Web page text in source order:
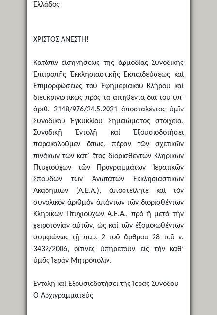
Ἑλλάδος
ΧΡΙΣΤΟΣ ΑΝΕΣΤΗ!
Κατόπιν εἰσηγήσεως τῆς ἁρμοδίας Συνοδικῆς
Ἐπιτροπῆς Ἐκκλησιαστικῆς Ἐκπαιδεύσεως καί
Ἐπιμορφώσεως τοῦ Ἐφημεριακοῦ Κλήρου καί
διευκρινιστικῶς πρός τά αἰτηθέντα διά τοῦ ὑπ᾿
ἀριθ. 2148/976/24.5.2021 ἀποσταλέντος ὑμῖν
Συνοδικοῦ Ἐγκυκλίου Σημειώματος στοιχεῖα,
Συνοδικῇ Ἐντολῇ καί Ἐξουσιοδοτήσει
παρακαλοῦμεν ὅπως, πέραν τῶν σχετικῶν
πινάκων τῶν κατ᾿ ἔτος διορισθέντων Κληρικῶν
Πτυχιούχων τῶν Προγραμμάτων Ἱερατικῶν
Σπουδῶν τῶν Ἀνωτάτων Ἐκκλησιαστικῶν
Ἀκαδημιῶν (Α.Ε.Α.), ἀποστείλητε καί τόν
συνολικόν ἀριθμόν ἁπάντων τῶν διορισθέντων
Κληρικῶν Πτυχιούχων Α.Ε.Α., πρό ἤ μετά τήν
χειροτονίαν αὐτῶν, ὡς καί τῶν ἐξομοιωθέντων
συμφώνως τῇ παρ. 2 τοῦ ἄρθρου 28 τοῦ ν.
3432/2006, οἵτινες ὑπηρετοῦν εἰς τήν καθ’
ὑμᾶς Ἱεράν Μητρόπολιν.
Ἐντολῇ καί Ἐξουσιοδοτήσει τῆς Ἱερᾶς Συνόδου
Ὁ Ἀρχιγραμματεύς